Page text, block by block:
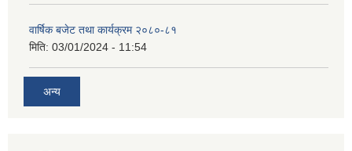
वार्षिक बजेट तथा कार्यक्रम २०८०-८१
मिति: 03/01/2024 - 11:54
अन्य